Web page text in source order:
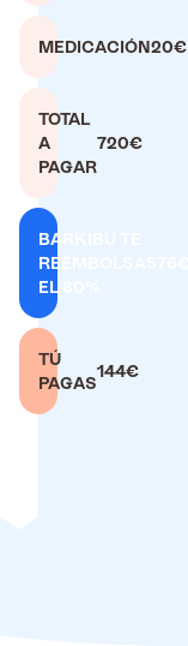
MEDICACIÓN20€
TOTAL
A
PAGAR
720€
BARKIBU TE
REEMBOLSA
EL 80%
TÚ
PAGAS
144€